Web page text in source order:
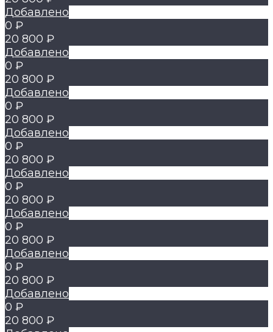
Добавлено
0 ₽
20 800 ₽
Добавлено
0 ₽
20 800 ₽
Добавлено
0 ₽
20 800 ₽
Добавлено
0 ₽
20 800 ₽
Добавлено
0 ₽
20 800 ₽
Добавлено
0 ₽
20 800 ₽
Добавлено
0 ₽
20 800 ₽
Добавлено
0 ₽
20 800 ₽